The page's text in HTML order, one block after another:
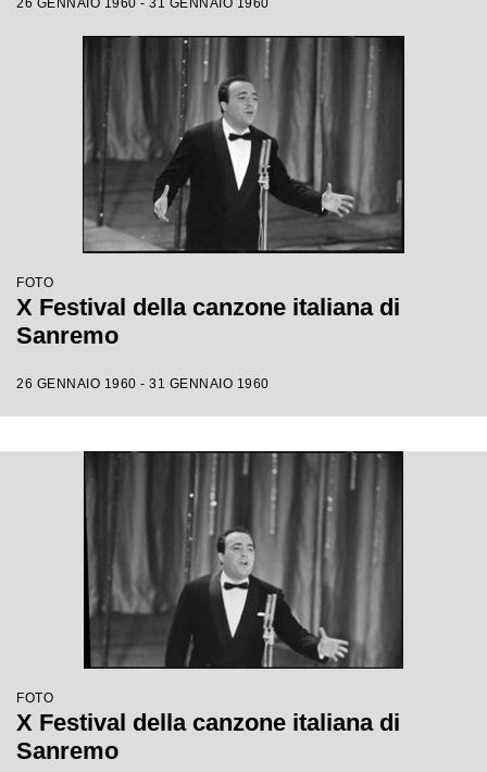
26 GENNAIO 1960 - 31 GENNAIO 1960
FOTO
X Festival della canzone italiana di
Sanremo
26 GENNAIO 1960 - 31 GENNAIO 1960
FOTO
X Festival della canzone italiana di
Sanremo